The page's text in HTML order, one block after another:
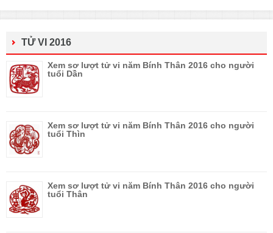
TỬ VI 2016
Xem sơ lượt tử vi năm Bính Thân 2016 cho người
tuổi Dần
Xem sơ lượt tử vi năm Bính Thân 2016 cho người
tuổi Thìn
Xem sơ lượt tử vi năm Bính Thân 2016 cho người
tuổi Thân